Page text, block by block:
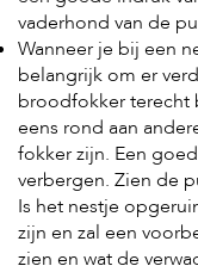
vaderhond van de
Wanneer je bij een
belangrijk om er
broodfokker terecht
eens rond aan
fokker zijn. Een
verbergen. Zien de
Is het nestje
zijn en zal een
zien en wat de